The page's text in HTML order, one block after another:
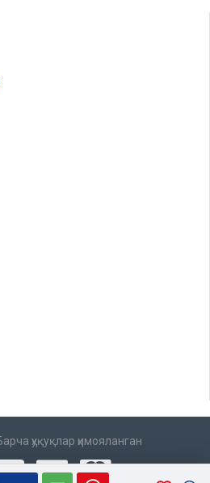
ҳуқуқлар ҳимояланган